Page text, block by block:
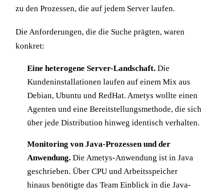
zu den Prozessen, die auf jedem Server laufen.
Die Anforderungen, die die Suche prägten, waren
konkret:
Eine heterogene Server-Landschaft. Die
Kundeninstallationen laufen auf einem Mix aus
Debian, Ubuntu und RedHat. Ametys wollte einen
Agenten und eine Bereitstellungsmethode, die sich
über jede Distribution hinweg identisch verhalten.
Monitoring von Java-Prozessen und der
Anwendung. Die Ametys-Anwendung ist in Java
geschrieben. Über CPU und Arbeitsspeicher
hinaus benötigte das Team Einblick in die Java-